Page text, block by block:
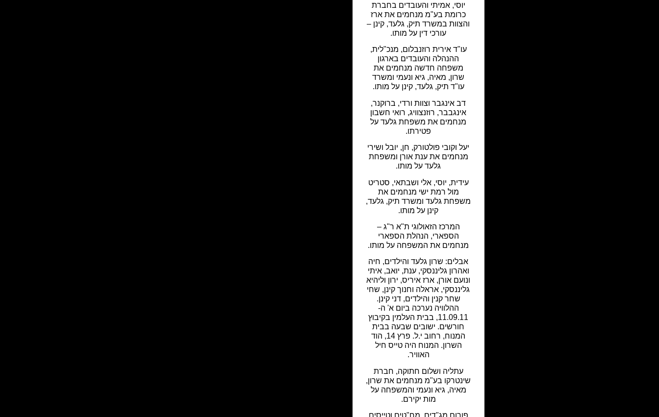
יוסי, אמיתי והעובדים בחברת
כרומת בע"מ מנחמים את ארז
והצוות במשרד תיק, גלעד, קינן –
עורכי דין על מותו.
עו"ד אירית רוזנבלום, מנכ"לית,
ההנהלה והעובדים בארגון
משפחה חדשה מנחמים את
שרון, מאיה, גיא ונעמי ומשרד
עו"ד תיק, גלעד, קינן על מותו.
דב אינגבר וצוות ורדי, ברוקנר,
אינגבבר, רוזנצוויג, רואי חשבון
מנחמים את משפחת גלעד על
פטירתו.
יעל וקובי פולטורק, חן, יובל ושירי
מנחמים את ענת אורן ומשפחת
גלעד על מותו.
עידית, יוסי, אלי ושבתאי, סטריט
מול רמת ישי מנחמים את
משפחת גלעד ומשרד תיק, גלעד,
קינן על מותו.
המרכז הזאולוגי ת"א ר"ג –
הספארי, הנהלת הספארי
מנחמים את המשפחה על מותו.
אבלים: שרון גלעד והילדים, חיה
ואהרון גליננסקי, ענת, יואב, איתי
ונועם אורן, ארז איריס, ירון וליהיא
גליננסקי, אראלה וחנוך קינן, שחי
שחר קנין והילדים, דני קינן.
ההלוויה נערכה ביום א' ה-
11.09.11, בבית העלמין בקיבוץ
חורשים. ישובים שבעה בבית
המנוח, רחוב י.ל. פרץ 14, הוד
השרון. המנוח היה טייס חיל
האוויר.
עתליה ושלום חתוקה, חברת
שינטרקו בע"מ מנחמים את שרון,
מאיה, גיא ונעמי והמשפחה על
מות יקירם.
פורום מג"דים, מח"טים וטייסים